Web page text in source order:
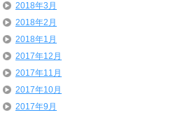
2018年3月
2018年2月
2018年1月
2017年12月
2017年11月
2017年10月
2017年9月